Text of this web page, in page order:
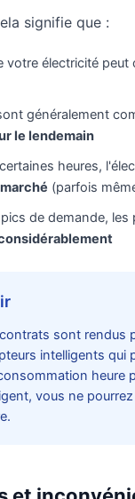
signifie que :
votre électricité peut
généralement
le lendemain
heures,
(parfois
de demande, les
sont rendus
intelligents qui
heure
vous ne